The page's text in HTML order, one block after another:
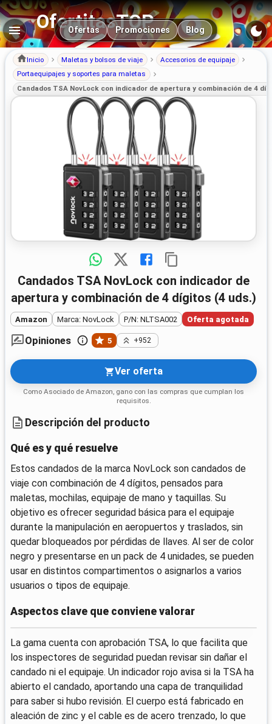
OfertitasTOP
Navegación principal
Ofertas Promociones Blog
Inicio Maletas y bolsos de viaje
Accesorios de equipaje
Portaequipajes y soportes para maletas
Candados TSA NovLock con indicador de apertura y combinación de 4
Candados TSA NovLock con indicador de
apertura y combinación de 4 dígitos (4 uds.)
Amazon Marca: NovLock P/N: NLTSA002 Oferta agotada
Opiniones 5 +952
Ver oferta
Como Asociado de Amazon, gano con las compras que cumplan los
requisitos.
Descripción del producto
Qué es y qué resuelve
Estos candados de la marca NovLock son candados de
viaje con combinación de 4 dígitos, pensados para
maletas, mochilas, equipaje de mano y taquillas. Su
objetivo es ofrecer seguridad básica para el equipaje
durante la manipulación en aeropuertos y traslados, sin
quedar bloqueados por pérdidas de llaves. Al ser de color
negro y presentarse en un pack de 4 unidades, se pueden
usar en distintos compartimentos o asignarlos a varios
usuarios o tipos de equipaje.
Aspectos clave que conviene valorar
La gama cuenta con aprobación TSA, lo que facilita que
los inspectores de seguridad puedan revisar sin dañar el
candado ni el equipaje. Un indicador rojo avisa si la TSA ha
abierto el candado, aportando una capa de tranquilidad
para saber si hubo revisión. El cuerpo está fabricado en
aleación de zinc y el cable es de acero trenzado, lo que